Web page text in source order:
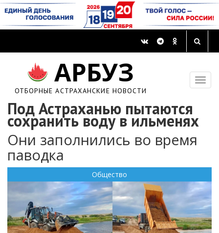
АРБУЗ
ОТБОРНЫЕ АСТРАХАНСКИЕ НОВОСТИ
Под Астраханью пытаются
сохранить воду в ильменях
Они заполнились во время
паводка
Общество